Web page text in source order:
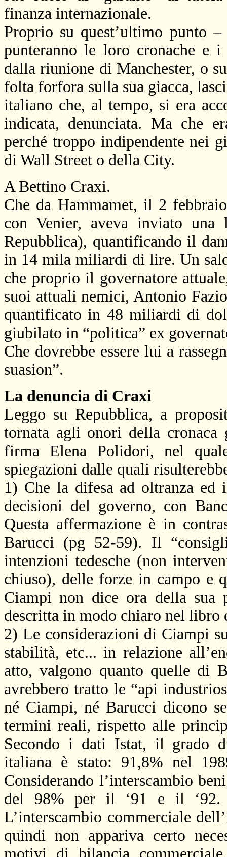
finanza internazionale.
Proprio su quest’ultimo punto
punteranno le loro cronache e
dalla riunione di Manchester, o
folta forfora sulla sua giacca,
italiano che, al tempo, si era
indicata, denunciata. Ma che
perché troppo indipendente nei
di Wall Street o della City.
A Bettino Craxi.
Che da Hammamet, il 2
con Venier, aveva inviato
Repubblica), quantificando il
in 14 mila miliardi di lire. Un
che proprio il governatore
suoi attuali nemici, Antonio
quantificato in 48 miliardi di
giubilato in “politica” ex
Che dovrebbe essere lui a
suasion”.
La denuncia di Craxi
Leggo su Repubblica, a
tornata agli onori della
firma Elena Polidori, nel
spiegazioni dalle quali
1) Che la difesa ad oltranza ed
decisioni del governo, con
Questa affermazione è in
Barucci (pg 52-59). Il
intenzioni tedesche (non
chiuso), delle forze in campo e
Ciampi non dice ora della sua
descritta in modo chiaro nel libro
2) Le considerazioni di Ciampi
stabilità, etc... in relazione
atto, valgono quanto quelle di
avrebbero tratto le “api
né Ciampi, né Barucci dicono
termini reali, rispetto alle
Secondo i dati Istat, il grado
italiana è stato: 91,8% nel
Considerando l’interscambio
del 98% per il ‘91 e il ‘92.
L’interscambio commerciale
quindi non appariva certo